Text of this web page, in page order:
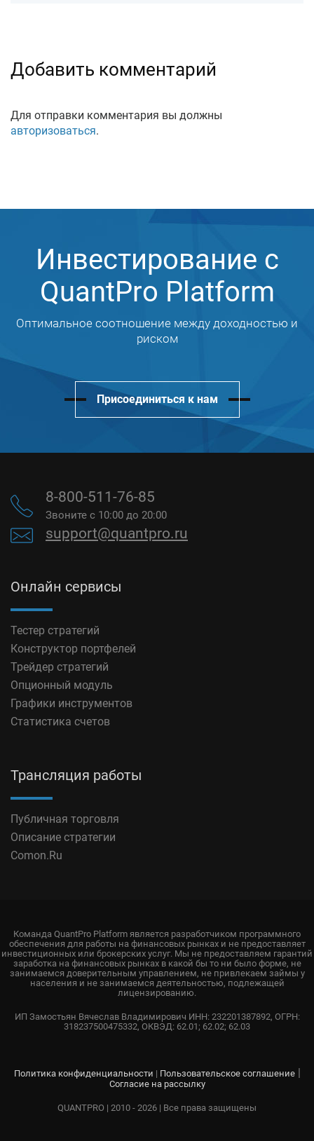
Добавить комментарий
Для отправки комментария вы должны
авторизоваться.
Инвестирование с
QuantPro Platform
Оптимальное соотношение между доходностью и
риском
Присоединиться к нам
8-800-511-76-85
Звоните с 10:00 до 20:00
support@quantpro.ru
Онлайн сервисы
Тестер стратегий
Конструктор портфелей
Трейдер стратегий
Опционный модуль
Графики инструментов
Статистика счетов
Трансляция работы
Публичная торговля
Описание стратегии
Comon.Ru
Команда QuantPro Platform является разработчиком программного
обеспечения для работы на финансовых рынках и не предоставляет
инвестиционных или брокерских услуг. Мы не предоставляем гарантий
заработка на финансовых рынках в какой бы то ни было форме, не
занимаемся доверительным управлением, не привлекаем займы у
населения и не занимаемся деятельностью, подлежащей
лицензированию.
ИП Замостьян Вячеслав Владимирович ИНН: 232201387892, ОГРН:
318237500475332, ОКВЭД: 62.01; 62.02; 62.03
Политика конфиденциальности | Пользовательское соглашение|
Согласие на рассылку
QUANTPRO | 2010 - 2026 | Все права защищены